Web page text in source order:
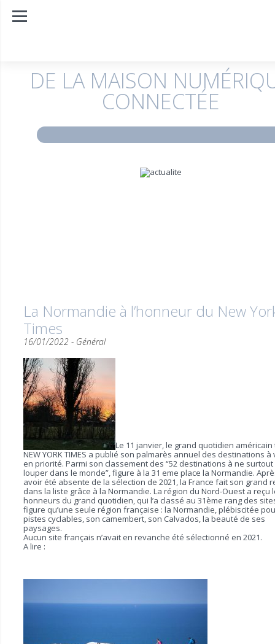
DE LA MAISON
CONNECTÉE
La Normandie à l’honneur du New
Times
16/01/2022 - Général
Le 11 janvier, le grand quotidien américain
NEW YORK TIMES a publié son palmarès annuel des destinations à
en priorité. Parmi son classement des “52 destinations à ne
louper dans le monde”, figure à la 31 eme place la Normandie.
avoir été absente de la sélection de 2021, la France fait son grand
dans la liste grâce à la Normandie. La région du Nord-Ouest a reçu
honneurs du grand quotidien, qui l’a classé au 31ème rang des
figure qu’une seule région française : la Normandie, plébiscitée
pistes cyclables, son camembert, son Calvados, la beauté de ses
paysages.
Aucun site français n’avait en revanche été sélectionné en 2021.
A lire :